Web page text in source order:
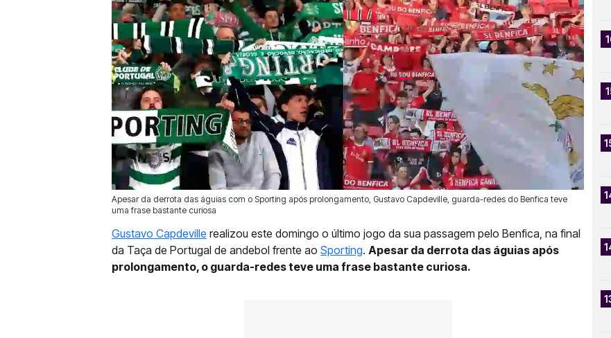
Apesar da derrota das águias com o Sporting após prolongamento, Gustavo Capdeville, guarda-redes do Benfica teve
uma frase bastante curiosa
08 Jun 2026 | 09:47 | 0
Gustavo Capdeville realizou este domingo o último jogo da sua passagem pelo Benfica, na final
da Taça de Portugal de andebol frente ao Sporting. Apesar da derrota das águias após
prolongamento, o guarda-redes teve uma frase bastante curiosa.